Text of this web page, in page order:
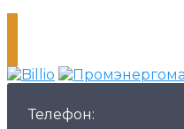
Телефон: